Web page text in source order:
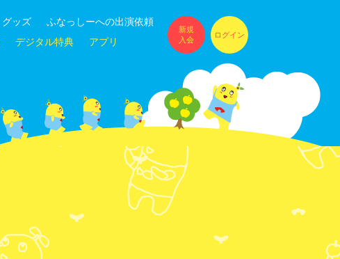
グッズ
ふなっしーへの出演依頼
デジタル特典 アプリ
新規
入会
ログイン